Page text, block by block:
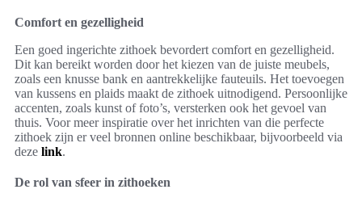
Comfort en gezelligheid
Een goed ingerichte zithoek bevordert comfort en gezelligheid.
Dit kan bereikt worden door het kiezen van de juiste meubels,
zoals een knusse bank en aantrekkelijke fauteuils. Het toevoegen
van kussens en plaids maakt de zithoek uitnodigend. Persoonlijke
accenten, zoals kunst of foto’s, versterken ook het gevoel van
thuis. Voor meer inspiratie over het inrichten van die perfecte
zithoek zijn er veel bronnen online beschikbaar, bijvoorbeeld via
deze link.
De rol van sfeer in zithoeken